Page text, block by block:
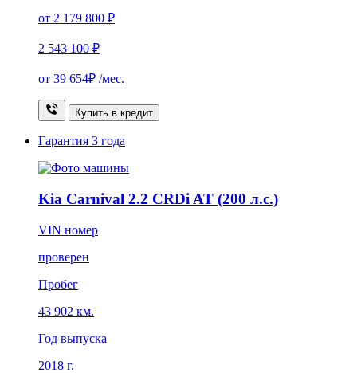
от 2 179 800 ₽
2 543 100 ₽
от 39 654₽ /мес.
Купить в кредит
Гарантия 3 года
Kia Carnival 2.2 CRDi AT (200 л.с.)
VIN номер
проверен
Пробег
43 902 км.
Год выпуска
2018 г.